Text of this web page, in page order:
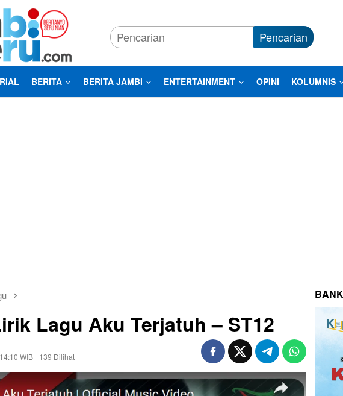
Pencarian
BERITA BERITA JAMBI ENTERTAINMENT OPINI KOLUMNIS
Lagu Aku Terjatuh – ST12
WIB
139 Dilihat